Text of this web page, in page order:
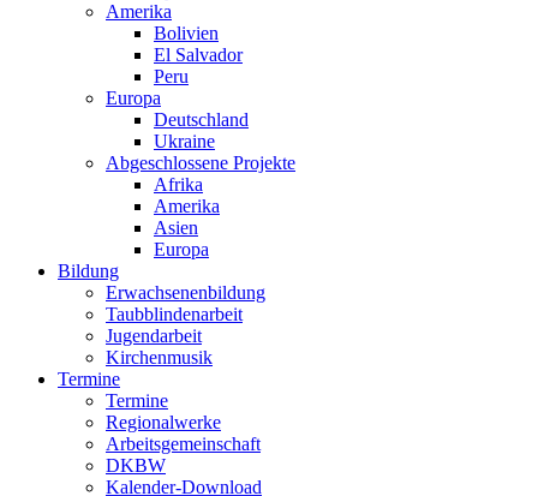
Amerika
Bolivien
El Salvador
Peru
Europa
Deutschland
Ukraine
Abgeschlossene Projekte
Afrika
Amerika
Asien
Europa
Bildung
Erwachsenenbildung
Taubblindenarbeit
Jugendarbeit
Kirchenmusik
Termine
Termine
Regionalwerke
Arbeitsgemeinschaft
DKBW
Kalender-Download